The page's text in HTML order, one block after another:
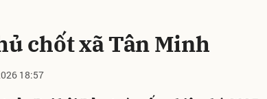
chốt xã Tân Minh
18:57